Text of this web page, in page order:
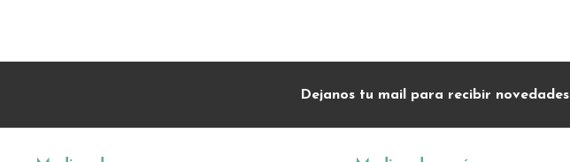
Dejanos tu mail para recibir novedades